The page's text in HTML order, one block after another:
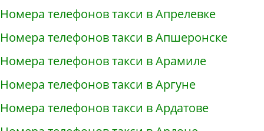
Номера телефонов такси в Апрелевке
Номера телефонов такси в Апшеронске
Номера телефонов такси в Арамиле
Номера телефонов такси в Аргуне
Номера телефонов такси в Ардатове